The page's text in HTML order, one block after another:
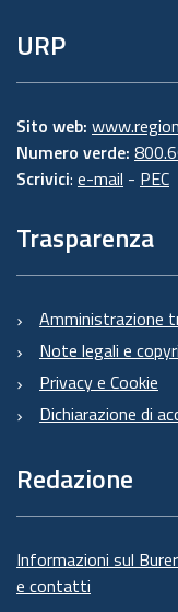
URP
Sito web:
Numero verde:
Scrivici: e-mail - PEC
Trasparenza
Amministrazione
Note legali e
Privacy e Cookie
Dichiarazione di
Redazione
Informazioni sul
e contatti